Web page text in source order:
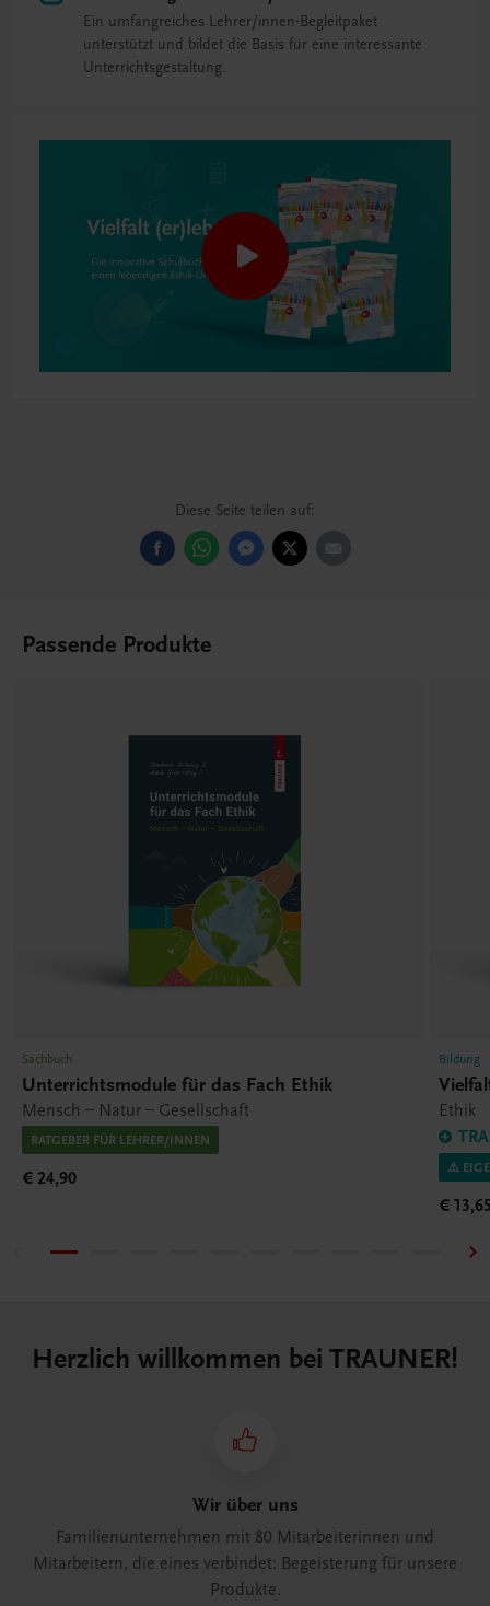
Ein umfangreiches Lehrer/innen-Begleitpaket
unterstützt und bildet die Basis für eine interessante
Unterrichtsgestaltung.
Diese Seite teilen auf:
Passende Produkte
Sachbuch
Unterrichtsmodule für das Fach Ethik
Mensch – Natur – Gesellschaft
RATGEBER FÜR LEHRER/INNEN
€ 24,90
Bildung
Ethik
⚠️
€
Herzlich willkommen bei TRAUNER!
Wir über uns
Familienunternehmen mit 80 Mitarbeiterinnen und
Mitarbeitern, die eines verbindet: Begeisterung für unsere
Produkte.